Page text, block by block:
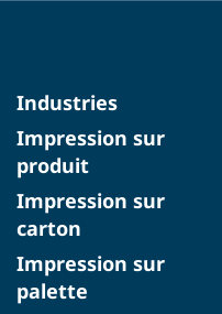
Industries
Impression sur
produit
Impression sur
carton
Impression sur
palette